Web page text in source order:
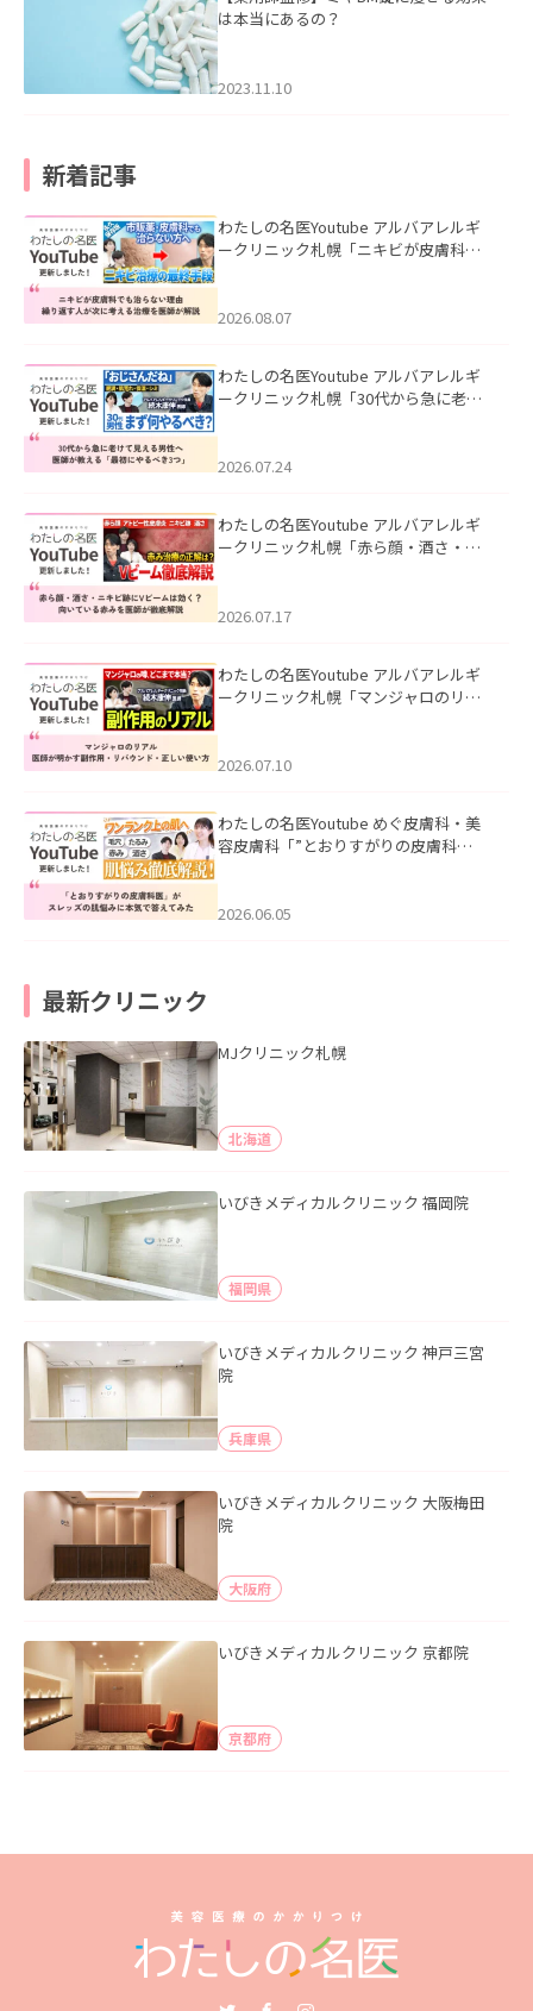
は本当にあるの？
2023.11.10
新着記事
わたしの名医Youtube アルバアレルギ
ークリニック札幌「ニキビが皮膚科で
ました。
2026.08.07
わたしの名医Youtube アルバアレルギ
ークリニック札幌「30代から急に老け
た。
2026.07.24
わたしの名医Youtube アルバアレルギ
ークリニック札幌「赤ら顔・酒さ・ニ
した。
2026.07.17
わたしの名医Youtube アルバアレルギ
ークリニック札幌「マンジャロのリア
た。
2026.07.10
わたしの名医Youtube めぐ皮膚科・美
容皮膚科「”とおりすがりの皮膚科
2026.06.05
最新クリニック
MJクリニック札幌
北海道
いびきメディカルクリニック 福岡院
福岡県
いびきメディカルクリニック 神戸三宮
院
兵庫県
いびきメディカルクリニック 大阪梅田
院
大阪府
いびきメディカルクリニック 京都院
京都府